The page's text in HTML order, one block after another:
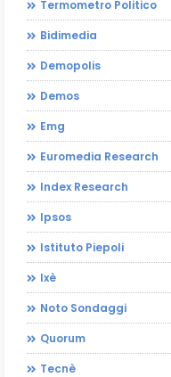
Termometro Politico
Bidimedia
Demopolis
Demos
Emg
Euromedia Research
Index Research
Ipsos
Istituto Piepoli
Ixè
Noto Sondaggi
Quorum
Tecnè